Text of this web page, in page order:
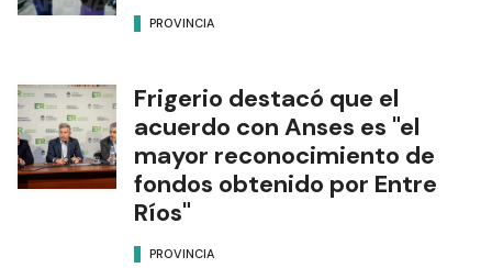
PROVINCIA
Frigerio destacó que el
acuerdo con Anses es "el
mayor reconocimiento de
fondos obtenido por Entre
Ríos"
PROVINCIA